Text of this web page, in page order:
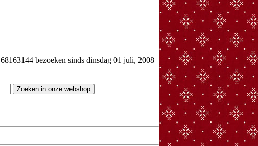
68163144 bezoeken sinds dinsdag 01 juli, 2008